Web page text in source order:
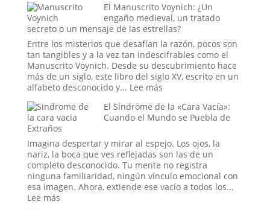
Era
Trump
sus
El
Misterio
Ciencia
de
El Manuscrito Voynich: ¿Un
engaño medieval, un tratado
secreto o un mensaje de las estrellas?
Entre los misterios que desafían la razón, pocos son
tan tangibles y a la vez tan indescifrables como el
Manuscrito Voynich. Desde su descubrimiento hace
más de un siglo, este libro del siglo XV, escrito en un
alfabeto desconocido y... Lee más:
Manuscrito
Voynich:
engaño
medieval,
un
tratado
secreto
El Síndrome de la «Cara Vacía»:
Cuando el Mundo se Puebla de
Extraños
Imagina despertar y mirar al espejo. Los ojos, la
nariz, la boca que ves reflejadas son las de un
completo desconocido. Tu mente no registra
ninguna familiaridad, ningún vínculo emocional con
esa imagen. Ahora, extiende ese vacío a todos los...
Lee más: